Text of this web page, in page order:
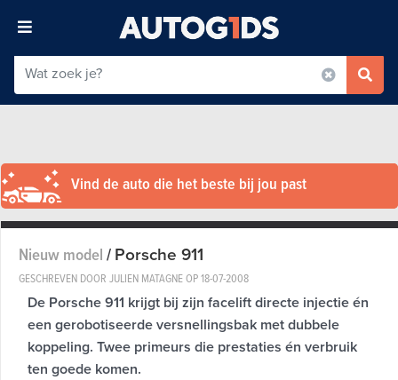
Vind de auto die het beste bij jou past
Nieuw model/Porsche 911
GESCHREVEN DOOR JULIEN MATAGNE OP18-07-2008
De Porsche 911 krijgt bij zijn facelift directe injectie én
een gerobotiseerde versnellingsbak met dubbele
koppeling. Twee primeurs die prestaties én verbruik
ten goede komen.